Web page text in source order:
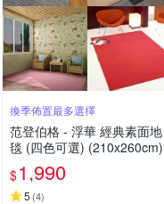
換季佈置最多選擇
范登伯格 - 浮華 經典素面地
毯 (四色可選) (210x260cm)
$1,990
5 (4)